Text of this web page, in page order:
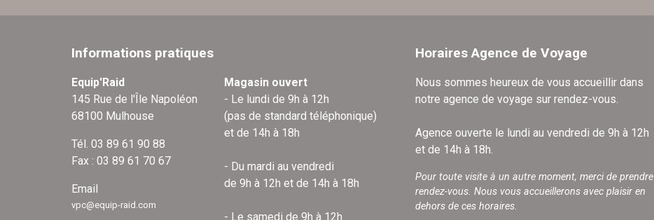
Informations pratiques
Equip'Raid
145 Rue de l'Île Napoléon
68100 Mulhouse
Tél. 03 89 61 90 88
Fax : 03 89 61 70 67
Email
vpc@equip-raid.com
Magasin ouvert
- Le lundi de 9h à 12h
(pas de standard téléphonique)
et de 14h à 18h
- Du mardi au vendredi
de 9h à 12h et de 14h à 18h
- Le samedi de 9h à 12h
Horaires Agence de Voyage
Nous sommes heureux de vous accueillir dans
notre agence de voyage sur rendez-vous.
Agence ouverte le lundi au vendredi de 9h à 12h
et de 14h à 18h.
Pour toute visite à un autre moment, merci de prendre
rendez-vous. Nous vous accueillerons avec plaisir en
dehors de ces horaires.